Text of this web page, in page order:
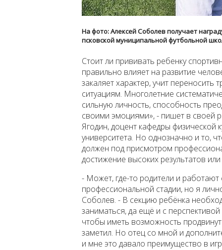
На фото: Алексей Соболев получает
псковской муниципальной футбольной
Стоит ли прививать ребенку
правильно влияет на развитие
закаляет характер, учит переносить
ситуациям. Многолетние
сильную личность, способность
своими эмоциями», - пишет в своей
Ягодин, доцент кафедры физической
университета. Но однозначно и то,
должен под присмотром
достижение высоких результатов
- Может, где-то родители и работают
профессиональной стадии, но я
Соболев. - В секцию ребёнка
заниматься, да ещё и с
чтобы иметь возможность
заметил. Но отец со мной и
и мне это давало преимущество в